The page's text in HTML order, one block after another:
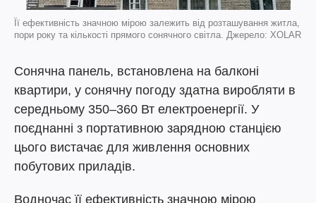
Її ефективність значною мірою залежить від розташування житла,
пори року та кількості прямого сонячного світла. Джерело: XOLAR
Сонячна панель, встановлена на балконі
квартири, у сонячну погоду здатна виробляти в
середньому 350–360 Вт електроенергії. У
поєднанні з портативною зарядною станцією
цього вистачає для живлення основних
побутових приладів.
Водночас її ефективність значною мірою